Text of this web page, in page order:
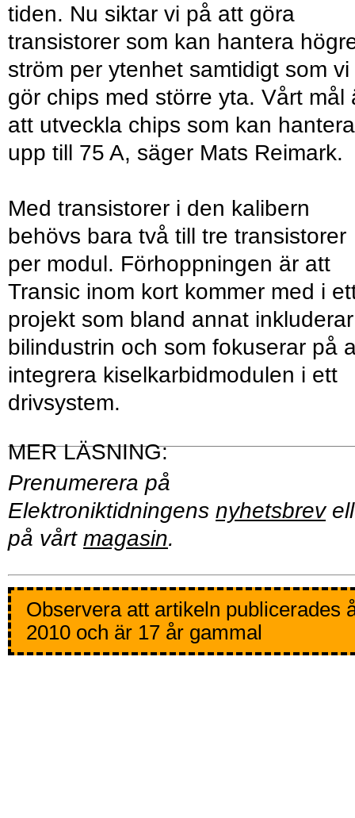
tiden. Nu siktar vi på att göra
transistorer som kan hantera
ström per ytenhet samtidigt som vi
gör chips med större yta. Vårt mål
att utveckla chips som kan hantera
upp till 75 A, säger Mats Reimark.
Med transistorer i den kalibern
behövs bara två till tre transistorer
per modul. Förhoppningen är att
Transic inom kort kommer med i
projekt som bland annat inkluderar
bilindustrin och som fokuserar på
integrera kiselkarbidmodulen i ett
drivsystem.
Prenumerera på
Elektroniktidningens nyhetsbrev
på vårt magasin.
Observera att artikeln publicerades
2010 och är 17 år gammal